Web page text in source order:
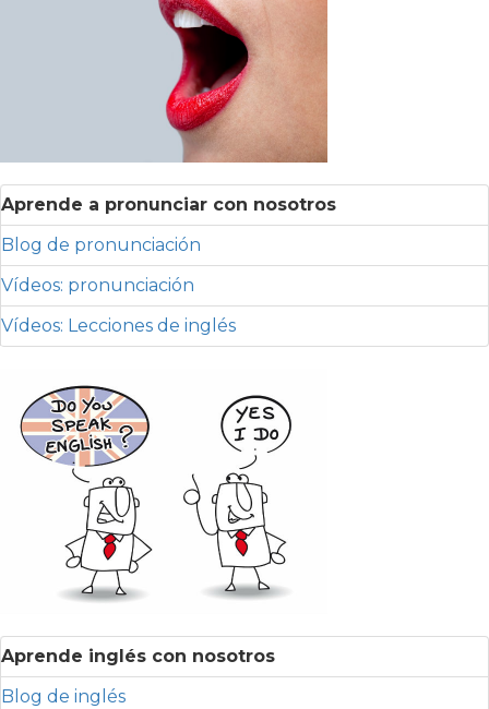
Aprende a pronunciar con nosotros
Blog de pronunciación
Vídeos: pronunciación
Vídeos: Lecciones de inglés
Aprende inglés con nosotros
Blog de inglés